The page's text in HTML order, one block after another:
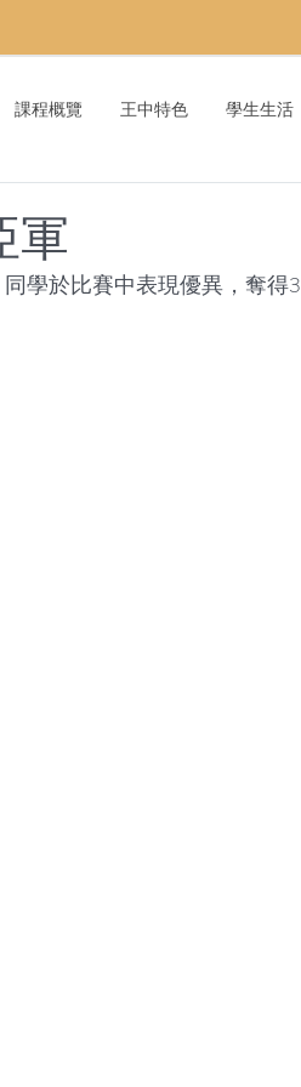
課程概覽 王中特色 學生生活
軍
學於比賽中表現優異，奪得3